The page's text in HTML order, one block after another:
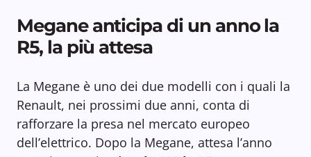
Megane anticipa di un anno la
R5, la più attesa
La Megane è uno dei due modelli con i quali la
Renault, nei prossimi due anni, conta di
rafforzare la presa nel mercato europeo
dell’elettrico. Dopo la Megane, attesa l’anno